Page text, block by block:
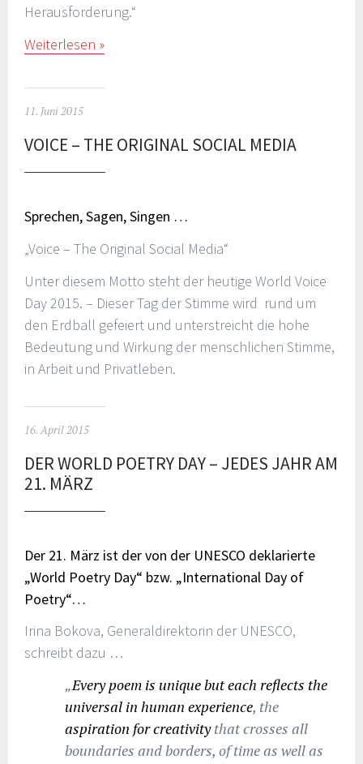
Herausforderung.“
Weiterlesen
11. Juni 2015
VOICE – THE ORIGINAL SOCIAL MEDIA
Sprechen, Sagen, Singen …
„Voice – The Original Social Media“
Unter diesem Motto steht der heutige World Voice
Day 2015. – Dieser Tag der Stimme wird rund um
den Erdball gefeiert und unterstreicht die hohe
Bedeutung und Wirkung der menschlichen Stimme,
in Arbeit und Privatleben.
16. April 2015
DER WORLD POETRY DAY – JEDES JAHR AM
21. MÄRZ
Der 21. März ist der von der UNESCO deklarierte
„World Poetry Day“ bzw. „International Day of
Poetry“…
Irina Bokova, Generaldirektorin der UNESCO,
schreibt dazu …
„Every poem is unique but each reflects the
universal in human experience, the
aspiration for creativitythat crosses all
boundaries and borders, of time as well as